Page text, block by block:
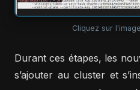
Cliquez sur
Durant ces étapes, les
s’ajouter au cluster et